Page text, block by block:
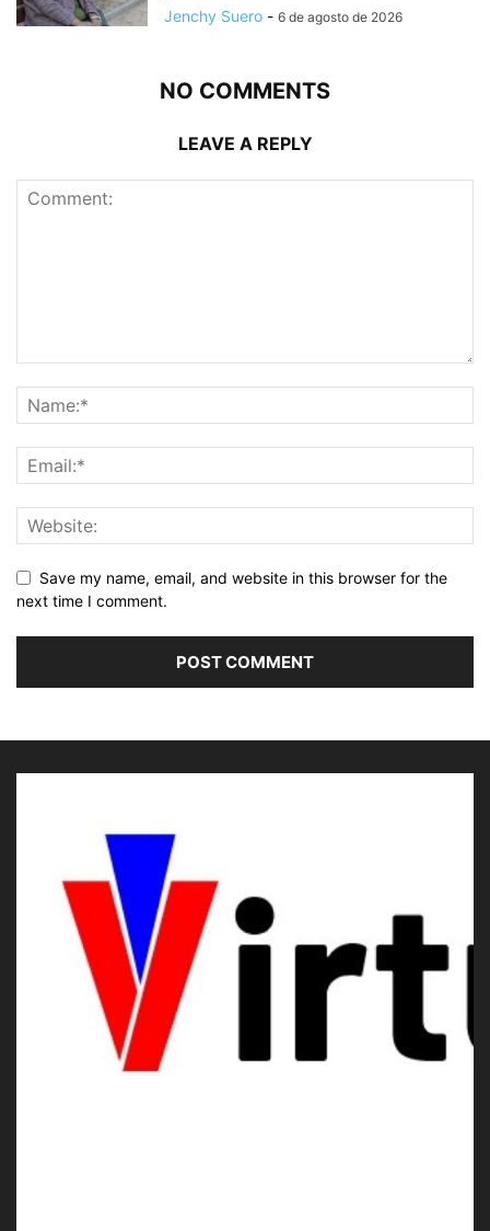
Jenchy Suero - 6 de agosto de 2026
NO COMMENTS
LEAVE A REPLY
Save my name, email, and website in this browser for the
next time I comment.